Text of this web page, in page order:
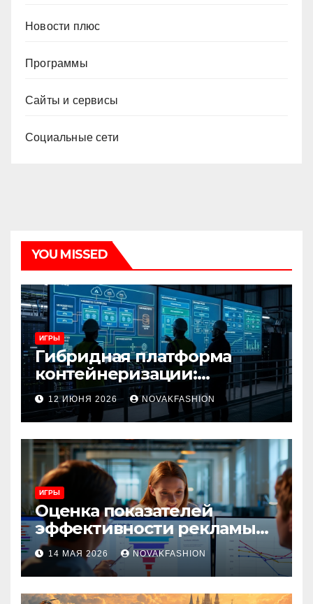
Новости плюс
Программы
Сайты и сервисы
Социальные сети
YOU MISSED
ИГРЫ
Гибридная платформа
контейнеризации:
архитектура, особенности
и сценарии использования
12 ИЮНЯ 2026 NOVAKFASHION
ИГРЫ
Оценка показателей
эффективности рекламы
при атрибуции
множественных точек
касания
14 МАЯ 2026 NOVAKFASHION